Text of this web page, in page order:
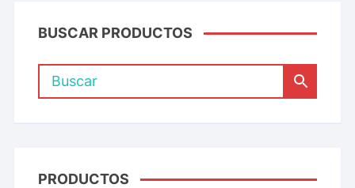
BUSCAR PRODUCTOS
PRODUCTOS